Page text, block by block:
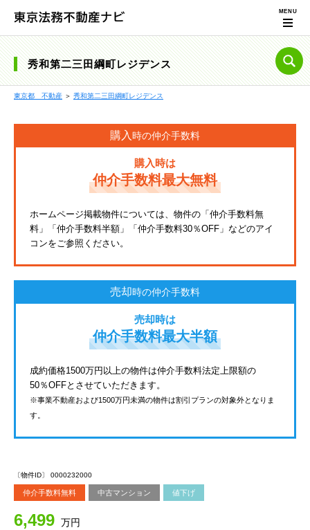
秀和第二三田綱町レジデンス
東京都 不動産 ＞ 秀和第二三田綱町レジデンス
購入時の仲介手数料
購入時は
仲介手数料最大無料
ホームページ掲載物件については、物件の「仲介手数料無
料」「仲介手数料半額」「仲介手数料30％OFF」などのアイ
コンをご参照ください。
売却時の仲介手数料
売却時は
仲介手数料最大半額
成約価格1500万円以上の物件は仲介手数料法定上限額の
50％OFFとさせていただきます。
※事業不動産および1500万円未満の物件は割引プランの対象外となりま
す。
〔物件ID〕 0000232000
仲介手数料無料 中古マンション 値下げ
6,499 万円